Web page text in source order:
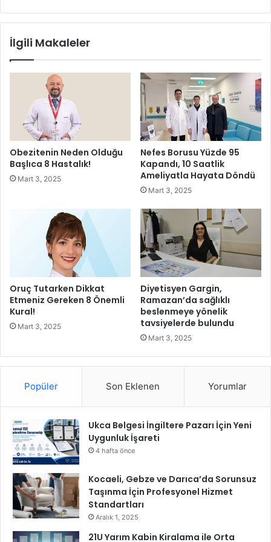
y
a
g
u
u
İlgili Makaleler
Obezitenin Neden Olduğu
Başlıca 8 Hastalık!
Mart 3, 2025
Nefes Borusu Yüzde 95
Kapandı, 10 Saatlik
Ameliyatla Hayata Döndü
Mart 3, 2025
Oruç Tutarken Dikkat
Etmeniz Gereken 8 Önemli
Kural!
Mart 3, 2025
Diyetisyen Gargin,
Ramazan’da sağlıklı
beslenmeye yönelik
tavsiyelerde bulundu
Mart 3, 2025
Popüler Son Eklenen Yorumlar
Ukca Belgesi İngiltere Pazarı İçin Yeni
Uygunluk İşareti
4 hafta önce
Kocaeli, Gebze ve Darıca’da Sorunsuz
Taşınma İçin Profesyonel Hizmet
Standartları
Aralık 1, 2025
21U Yarım Kabin Kiralama ile Orta